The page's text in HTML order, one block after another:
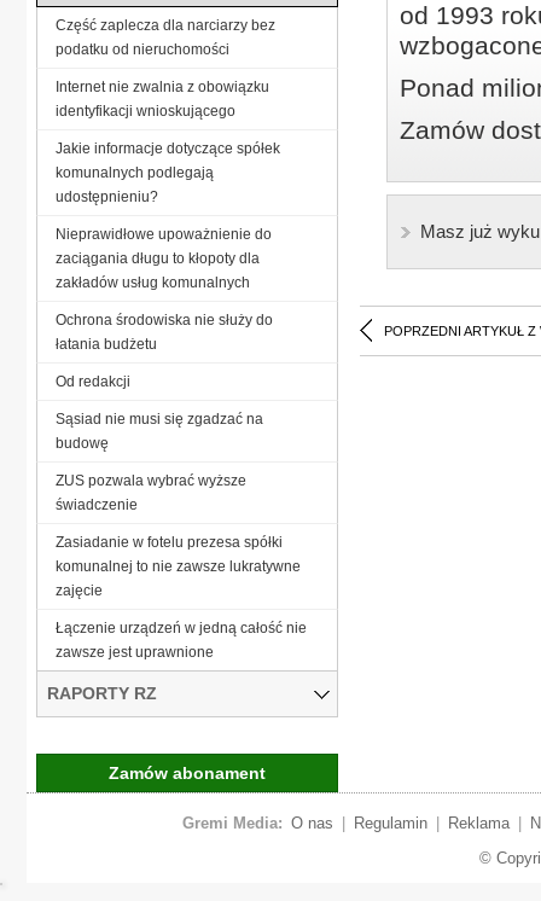
od 1993
Ponad
Zamów
Masz już
POPRZEDNI ARTYKUŁ Z
Część zaplecza dla narciarzy bez
podatku od nieruchomości
Internet nie zwalnia z obowiązku
identyfikacji wnioskującego
Jakie informacje dotyczące spółek
komunalnych podlegają
udostępnieniu?
Nieprawidłowe upoważnienie do
zaciągania długu to kłopoty dla
zakładów usług komunalnych
Ochrona środowiska nie służy do
łatania budżetu
Od redakcji
Sąsiad nie musi się zgadzać na
budowę
ZUS pozwala wybrać wyższe
świadczenie
Zasiadanie w fotelu prezesa spółki
komunalnej to nie zawsze lukratywne
zajęcie
Łączenie urządzeń w jedną całość nie
zawsze jest uprawnione
RAPORTY RZ
Zamów abonament
Gremi Media: O nas Regulamin Reklama
©